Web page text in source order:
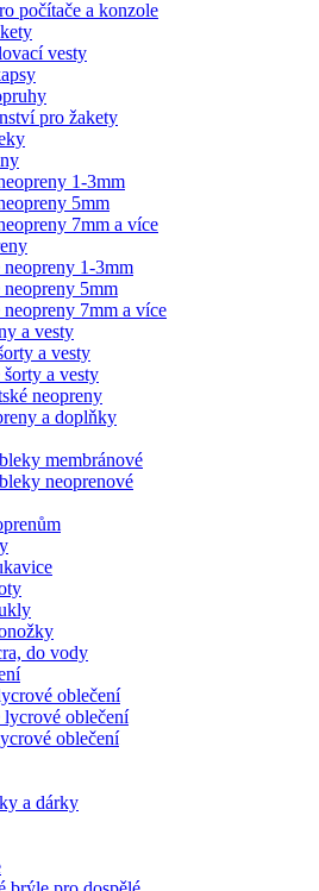
počítače a konzole
vesty
pro žakety
1-3mm
5mm
7mm a více
neopreny 1-3mm
neopreny 5mm
neopreny 7mm a více
a vesty
a vesty
a vesty
neopreny
a doplňky
membránové
neoprenové
do vody
oblečení
lycrové oblečení
oblečení
a dárky